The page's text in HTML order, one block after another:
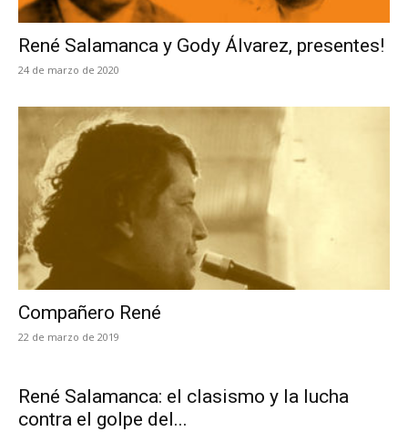
René Salamanca y Gody Álvarez, presentes!
24 de marzo de 2020
Compañero René
22 de marzo de 2019
René Salamanca: el clasismo y la lucha
contra el golpe del...